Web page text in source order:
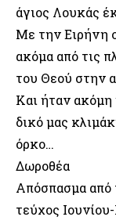
άγιος Λουκάς
Με την Ειρήνη
ακόμα από τις
του Θεού στην
Και ήταν ακόμη
δικό μας
όρκο…
Δωροθέα
Απόσπασμα από
τεύχος